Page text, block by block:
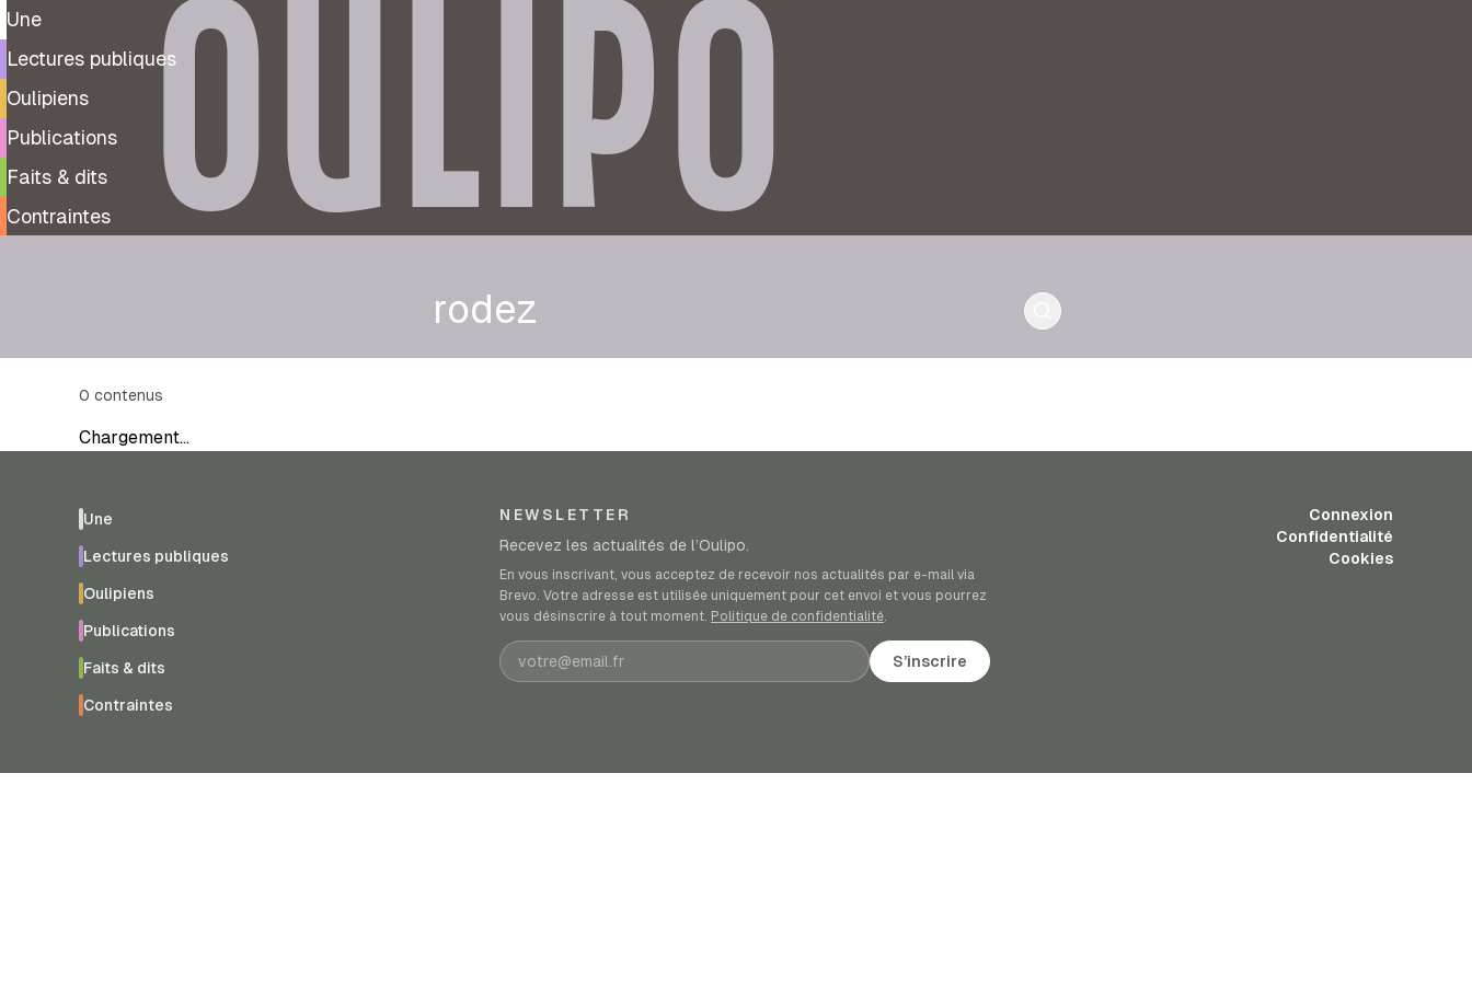
Une
Lectures publiques
Oulipiens
Publications
Faits & dits
Contraintes
OULIPO
rodez
0 contenus
Chargement…
Une
Lectures publiques
Oulipiens
Publications
Faits & dits
Contraintes
NEWSLETTER
Recevez les actualités de l’Oulipo.
En vous inscrivant, vous acceptez de recevoir nos actualités par e-mail via
Brevo. Votre adresse est utilisée uniquement pour cet envoi et vous pourrez
vous désinscrire à tout moment. Politique de confidentialité.
Adresse e-mail S’inscrire
Connexion
Confidentialité
Cookies